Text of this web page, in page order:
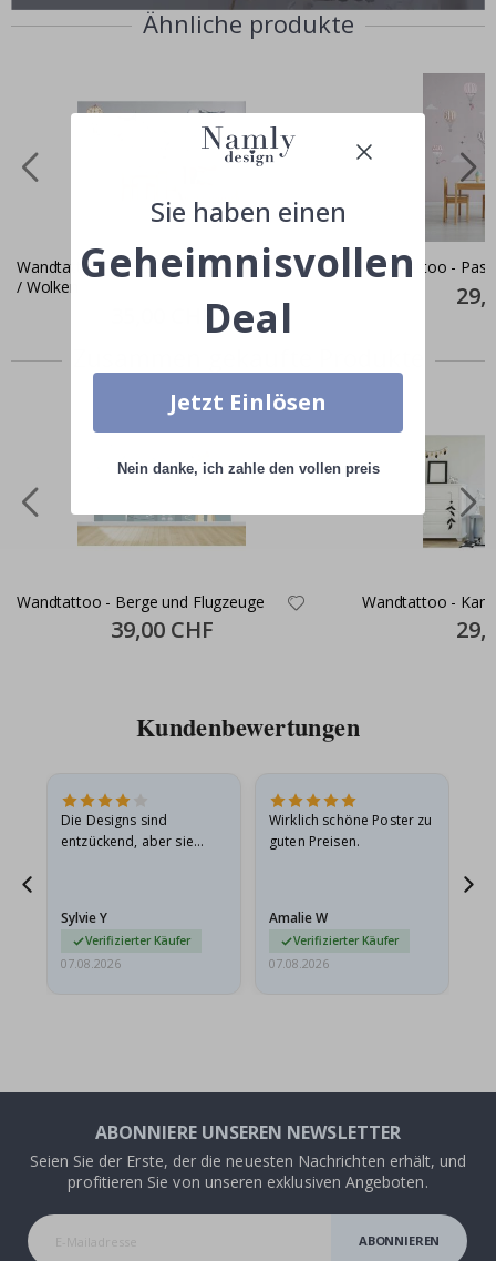
Ähnliche produkte
Wandtattoo - Flugzeuge / Luftballons
/ Wolken
35,00 CHF
Wandtattoo -
Price
Wandtattoo - Berge und Flugzeuge
Special
Price
39,00 CHF
Wandtattoo -
Price
Kundenbewertungen
Die Designs sind
entzückend, aber sie
sie…
Sylvie Y
Verifizierter Käufer
07.08.2026
Wirklich schöne Poster zu
guten Preisen.
Amalie W
Verifizierter Käufer
07.08.2026
ABONNIERE UNSEREN NEWSLETTER
Seien Sie der Erste, der die neuesten Nachrichten erhält, und
profitieren Sie von unseren exklusiven Angeboten.
ABONNIEREN
Sie haben einen
Geheimnisvollen
Deal
Jetzt Einlösen
Nein danke, ich zahle den vollen preis